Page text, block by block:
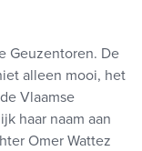
Geuzentoren. De
alleen mooi, het
Vlaamse
haar naam aan
Omer Wattez